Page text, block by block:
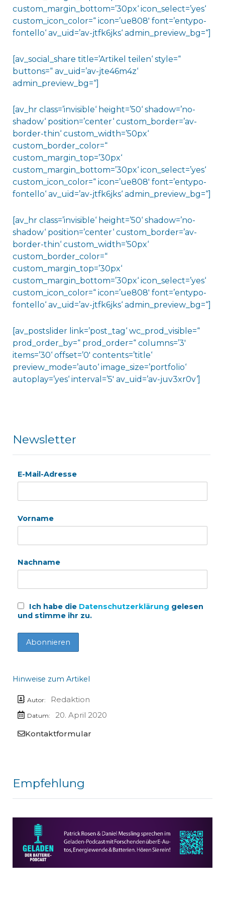
custom_margin_bottom=’30px‘ icon_select=’yes‘
custom_icon_color=“ icon=’ue808′ font=’entypo-
fontello‘ av_uid=’av-jtfk6jks‘ admin_preview_bg=“]
[av_social_share title=’Artikel teilen‘ style=“
buttons=“ av_uid=’av-jte46m4z‘
admin_preview_bg=“]
[av_hr class=’invisible‘ height=’50‘ shadow=’no-
shadow‘ position=’center‘ custom_border=’av-
border-thin‘ custom_width=’50px‘
custom_border_color=“
custom_margin_top=’30px‘
custom_margin_bottom=’30px‘ icon_select=’yes‘
custom_icon_color=“ icon=’ue808′ font=’entypo-
fontello‘ av_uid=’av-jtfk6jks‘ admin_preview_bg=“]
[av_hr class=’invisible‘ height=’50‘ shadow=’no-
shadow‘ position=’center‘ custom_border=’av-
border-thin‘ custom_width=’50px‘
custom_border_color=“
custom_margin_top=’30px‘
custom_margin_bottom=’30px‘ icon_select=’yes‘
custom_icon_color=“ icon=’ue808′ font=’entypo-
fontello‘ av_uid=’av-jtfk6jks‘ admin_preview_bg=“]
[av_postslider link=’post_tag‘ wc_prod_visible=“
prod_order_by=“ prod_order=“ columns=’3′
items=’30‘ offset=’0′ contents=’title‘
preview_mode=’auto‘ image_size=’portfolio‘
autoplay=’yes‘ interval=’5′ av_uid=’av-juv3xr0v‘]
Newsletter
E-Mail-Adresse
Vorname
Nachname
Ich habe die Datenschutzerklärung gelesen
und stimme ihr zu.
Hinweise zum Artikel
Autor: Redaktion
Datum:
20. April 2020
Kontaktformular
Empfehlung